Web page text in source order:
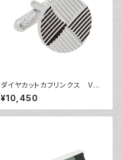
ダイヤカットカフリンクス VQC
-0701
¥10,450